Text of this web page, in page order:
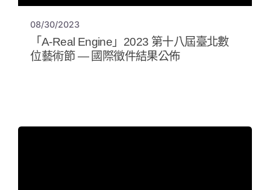
08/30/2023
「A-Real Engine」2023 第十八屆臺北數
位藝術節 — 國際徵件結果公佈